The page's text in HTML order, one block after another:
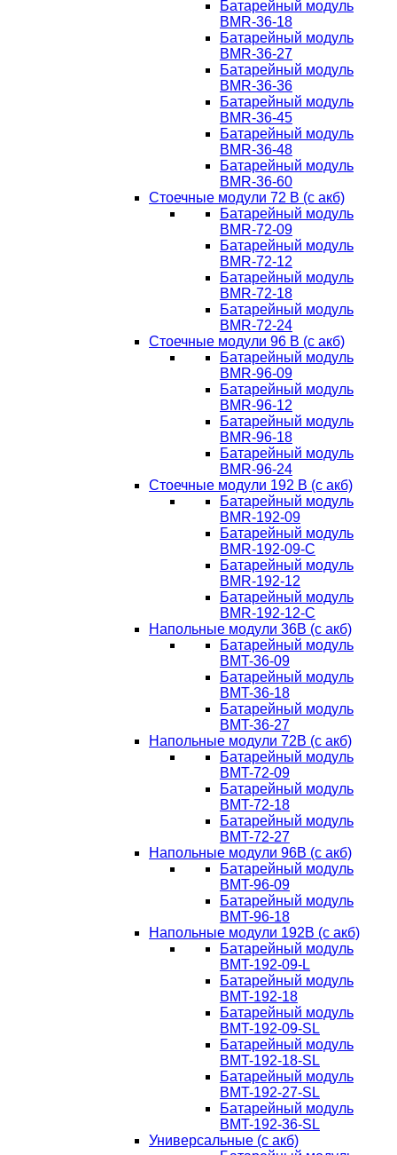
Батарейный модуль
BMR-36-18
Батарейный модуль
BMR-36-27
Батарейный модуль
BMR-36-36
Батарейный модуль
BMR-36-45
Батарейный модуль
BMR-36-48
Батарейный модуль
BMR-36-60
Стоечные модули 72 В (с акб)
Батарейный модуль
BMR-72-09
Батарейный модуль
BMR-72-12
Батарейный модуль
BMR-72-18
Батарейный модуль
BMR-72-24
Стоечные модули 96 В (с акб)
Батарейный модуль
BMR-96-09
Батарейный модуль
BMR-96-12
Батарейный модуль
BMR-96-18
Батарейный модуль
BMR-96-24
Стоечные модули 192 В (с акб)
Батарейный модуль
BMR-192-09
Батарейный модуль
BMR-192-09-C
Батарейный модуль
BMR-192-12
Батарейный модуль
BMR-192-12-C
Напольные модули 36В (с акб)
Батарейный модуль
BMT-36-09
Батарейный модуль
BMT-36-18
Батарейный модуль
BMT-36-27
Напольные модули 72В (с акб)
Батарейный модуль
BMT-72-09
Батарейный модуль
BMT-72-18
Батарейный модуль
BMT-72-27
Напольные модули 96В (с акб)
Батарейный модуль
BMT-96-09
Батарейный модуль
BMT-96-18
Напольные модули 192В (с акб)
Батарейный модуль
BMT-192-09-L
Батарейный модуль
BMT-192-18
Батарейный модуль
BMT-192-09-SL
Батарейный модуль
BMT-192-18-SL
Батарейный модуль
BMT-192-27-SL
Батарейный модуль
BMT-192-36-SL
Универсальные (с акб)